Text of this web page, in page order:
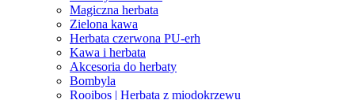
Magiczna herbata
Zielona kawa
Herbata czerwona PU-erh
Kawa i herbata
Akcesoria do herbaty
Bombyla
Rooibos | Herbata z miodokrzewu